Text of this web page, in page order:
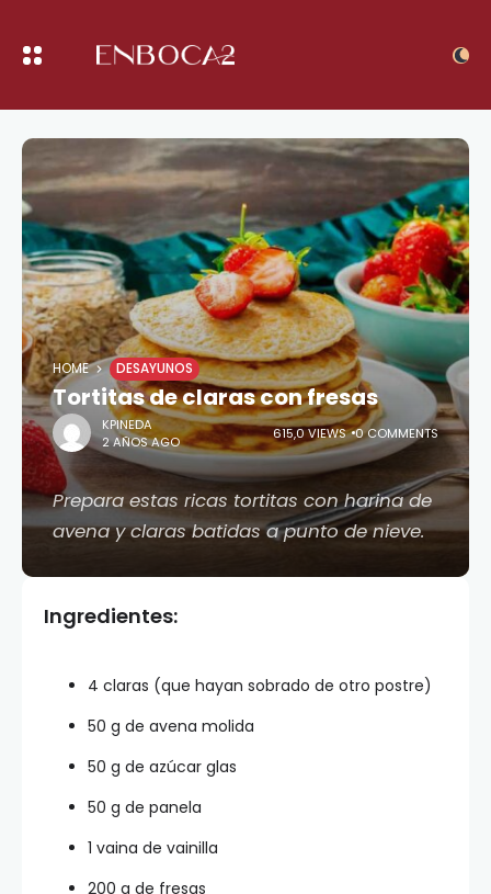
HOME DESAYUNOS
Tortitas de claras con fresas
KPINEDA
2 AÑOS AGO
615,0 VIEWS 0 COMMENTS
Prepara estas ricas tortitas con harina de
avena y claras batidas a punto de nieve.
Ingredientes:
4 claras (que hayan sobrado de otro postre)
50 g de avena molida
50 g de azúcar glas
50 g de panela
1 vaina de vainilla
200 g de fresas